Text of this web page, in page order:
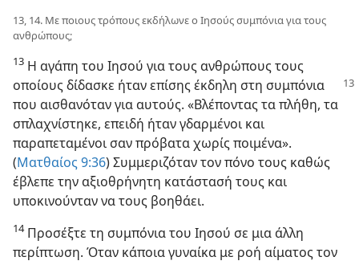
13, 14. Με ποιους τρόπους εκδήλωνε ο Ιησούς συμπόνια για τους
ανθρώπους;
13 Η αγάπη του Ιησού για τους ανθρώπους τους
οποίους δίδασκε ήταν επίσης έκδηλη στη συμπόνια
που αισθανόταν για αυτούς. «Βλέποντας τα πλήθη, τα
σπλαχνίστηκε, επειδή ήταν γδαρμένοι και
παραπεταμένοι σαν πρόβατα χωρίς ποιμένα».
(Ματθαίος 9:36) Συμμεριζόταν τον πόνο τους καθώς
έβλεπε την αξιοθρήνητη κατάστασή τους και
υποκινούνταν να τους βοηθάει.
14Προσέξτε τη συμπόνια του Ιησού σε μια άλλη
περίπτωση. Όταν κάποια γυναίκα με ροή αίματος τον